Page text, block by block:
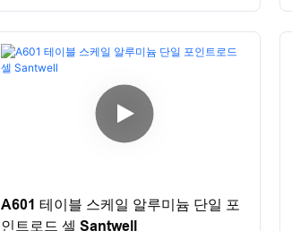
A601 테이블 스케일 알루미늄 단일 포
인트로드 셀 Santwell